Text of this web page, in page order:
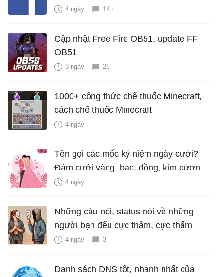
4 ngày 1K+
Cập nhật Free Fire OB51, update FF
OB51
3 ngày 26
1000+ công thức chế thuốc Minecraft,
cách chế thuốc Minecraft
4 ngày
Tên gọi các mốc kỷ niệm ngày cưới?
Đám cưới vàng, bạc, đồng, kim cương
là bao nhiêu năm?
4 ngày
Những câu nói, status nói về những
người bạn đểu cực thâm, cực thấm
4 ngày 3
Danh sách DNS tốt, nhanh nhất của